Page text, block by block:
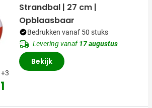
+3
prijs
Strandbal | 27 cm |
Opblaasbaar
Bedrukken vanaf 50 stuks
Levering vanaf17 augustus
Bekijk